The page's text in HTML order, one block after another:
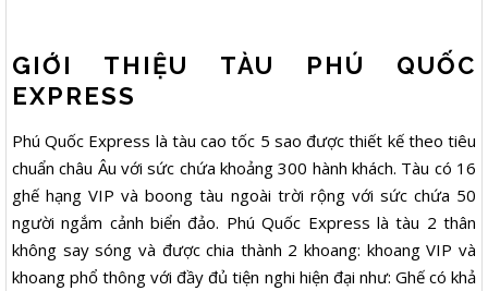
GIỚI THIỆU TÀU PHÚ QUỐC
EXPRESS
Phú Quốc Express là tàu cao tốc 5 sao được thiết kế theo tiêu
chuẩn châu Âu với sức chứa khoảng 300 hành khách. Tàu có 16
ghế hạng VIP và boong tàu ngoài trời rộng với sức chứa 50
người ngắm cảnh biển đảo. Phú Quốc Express là tàu 2 thân
không say sóng và được chia thành 2 khoang: khoang VIP và
khoang phổ thông với đầy đủ tiện nghi hiện đại như: Ghế có khả